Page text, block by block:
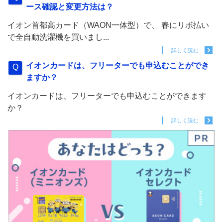
ース確認と変更方法は？
イオン首都高カード（WAON一体型）で、 春にリボ払い
で全自動洗濯機を買いまし...
詳しく読む
イオンカードは、フリーターでも申込むことができ
ますか？
イオンカードは、フリーターでも申込むことができます
か？
詳しく読む